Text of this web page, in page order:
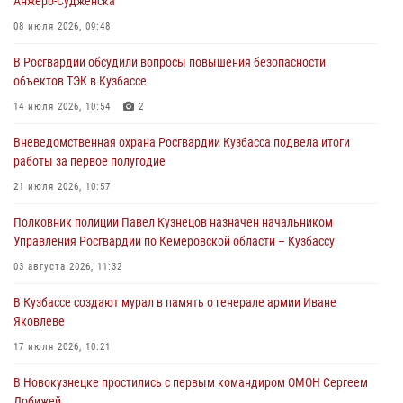
Росгвардейцы задержали участника драки, причинившего побои
05 августа 2026, 08:50
Росгвардейцы пресекли нарушение общественного порядка на
05 августа 2026, 08:10
Росгвардейцы в Юрге пресекли попытку проникновения на
05 августа 2026, 07:45
08 июля 2026, 09:48
В Росгвардии обсудили вопросы повышения безопасности
объектов ТЭК в Кузбассе
14 июля 2026, 10:54 2
Вневедомственная охрана Росгвардии Кузбасса подвела итоги
работы за первое полугодие
21 июля 2026, 10:57
Полковник полиции Павел Кузнецов назначен начальником
Управления Росгвардии по Кемеровской области – Кузбассу
03 августа 2026, 11:32
В Кузбассе создают мурал в память о генерале армии Иване
Яковлеве
17 июля 2026, 10:21
В Новокузнецке простились с первым командиром ОМОН Сергеем